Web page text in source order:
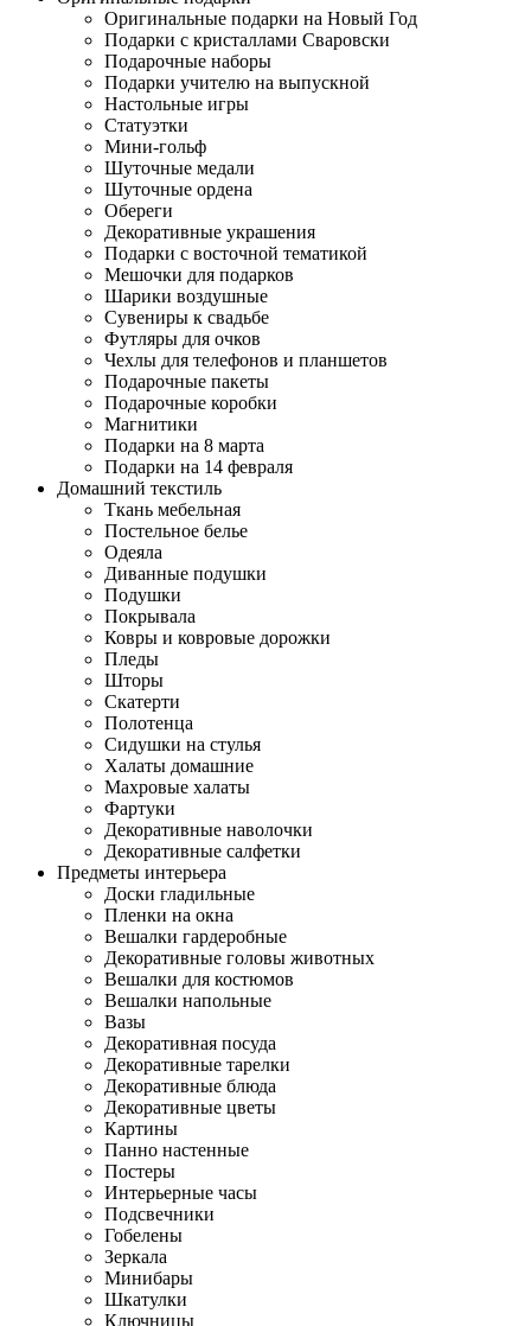
Оригинальные подарки на Новый Год
Подарки с кристаллами Сваровски
Подарочные наборы
Подарки учителю на выпускной
Настольные игры
Статуэтки
Мини-гольф
Шуточные медали
Шуточные ордена
Обереги
Декоративные украшения
Подарки с восточной тематикой
Мешочки для подарков
Шарики воздушные
Сувениры к свадьбе
Футляры для очков
Чехлы для телефонов и планшетов
Подарочные пакеты
Подарочные коробки
Магнитики
Подарки на 8 марта
Подарки на 14 февраля
Домашний текстиль
Ткань мебельная
Постельное белье
Одеяла
Диванные подушки
Подушки
Покрывала
Ковры и ковровые дорожки
Пледы
Шторы
Скатерти
Полотенца
Сидушки на стулья
Халаты домашние
Махровые халаты
Фартуки
Декоративные наволочки
Декоративные салфетки
Предметы интерьера
Доски гладильные
Пленки на окна
Вешалки гардеробные
Декоративные головы животных
Вешалки для костюмов
Вешалки напольные
Вазы
Декоративная посуда
Декоративные тарелки
Декоративные блюда
Декоративные цветы
Картины
Панно настенные
Постеры
Интерьерные часы
Подсвечники
Гобелены
Зеркала
Минибары
Шкатулки
Ключницы